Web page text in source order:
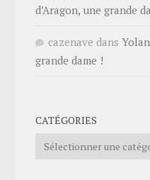
d’Aragon, une grande
cazenave dans
grande dame !
CATÉGORIES
Catégories